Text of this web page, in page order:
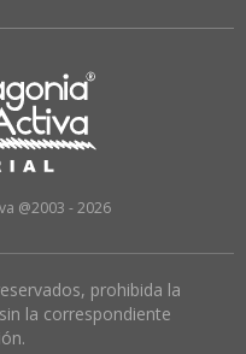
@2003 - 2026
prohibida la
la correspondiente